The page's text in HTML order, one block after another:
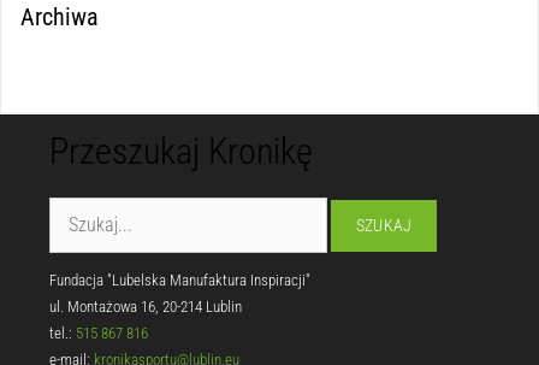
Archiwa
Przeszukaj Kronikę
Fundacja "Lubelska Manufaktura Inspiracji"
ul. Montażowa 16, 20-214 Lublin
tel.: 515 867 816
e-mail: kronikasportu@lublin.eu